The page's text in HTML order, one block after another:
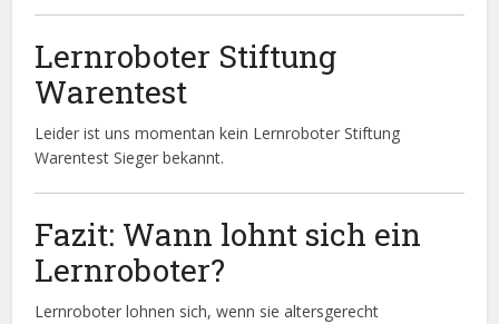
Lernroboter Stiftung
Warentest
Leider ist uns momentan kein Lernroboter Stiftung
Warentest Sieger bekannt.
Fazit: Wann lohnt sich ein
Lernroboter?
Lernroboter lohnen sich, wenn sie altersgerecht